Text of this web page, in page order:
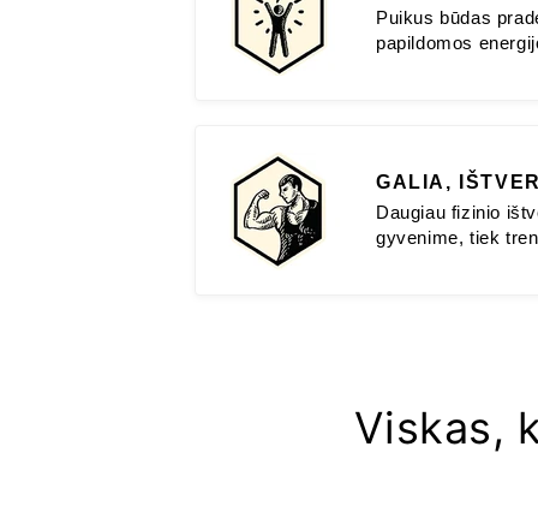
Puikus būdas
papildomos
GALIA,
Daugiau fizinio
gyvenime, tiek
Viskas,